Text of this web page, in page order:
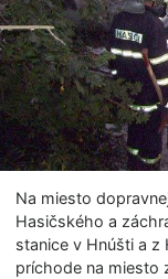
Na miesto
Hasičského a
stanice v Hnúšti a z
príchode na miesto